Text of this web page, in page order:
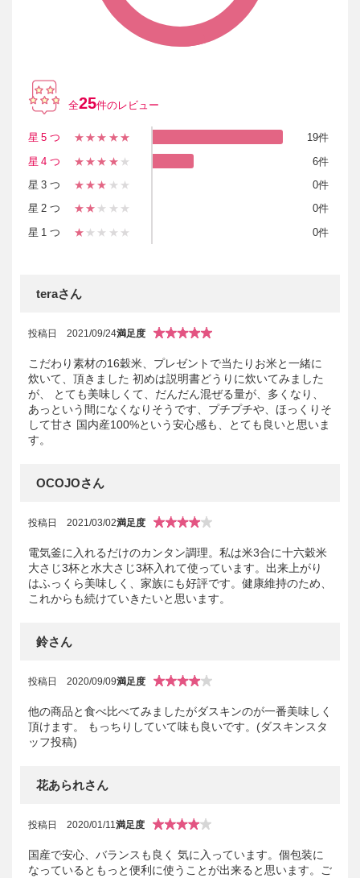
全25件のレビュー
星5つ ★★★★★
19件
星4つ
★★★★ ★
6件
星3つ
★★★ ★★
0件
星2つ
★★ ★★★
0件
星1つ
★ ★★★★ 0件
teraさん
投稿日 2021/09/24満足度
こだわり素材の16穀米、プレゼントで当たりお米と一緒に
炊いて、頂きました 初めは説明書どうりに炊いてみました
が、 とても美味しくて、だんだん混ぜる量が、多くなり、
あっという間になくなりそうです、プチプチや、ほっくりそ
して甘さ 国内産100%という安心感も、とても良いと思いま
す。
OCOJOさん
投稿日 2021/03/02満足度
電気釜に入れるだけのカンタン調理。私は米3合に十六穀米
大さじ3杯と水大さじ3杯入れて使っています。出来上がり
はふっくら美味しく、家族にも好評です。健康維持のため、
これからも続けていきたいと思います。
鈴さん
投稿日 2020/09/09満足度
他の商品と食べ比べてみましたがダスキンのが一番美味しく
頂けます。 もっちりしていて味も良いです。(ダスキンスタ
ッフ投稿)
花あられさん
投稿日 2020/01/11満足度
国産で安心、バランスも良く 気に入っています。個包装に
なっているともっと便利に使うことが出来ると思います。ご